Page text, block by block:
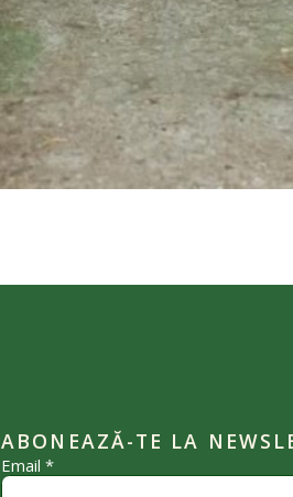
ABONEAZĂ-TE LA
Email*